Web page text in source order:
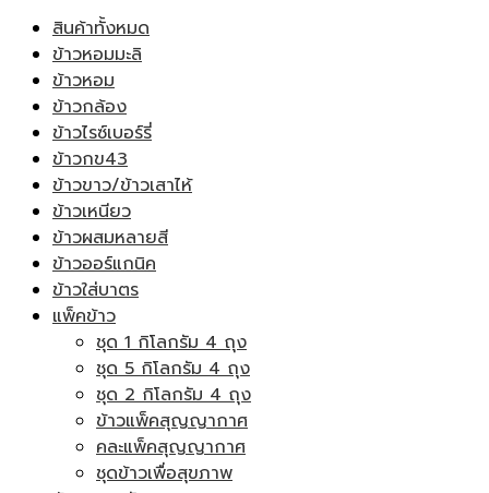
สินค้าทั้งหมด
ข้าวหอมมะลิ
ข้าวหอม
ข้าวกล้อง
ข้าวไรซ์เบอร์รี่
ข้าวกข43
ข้าวขาว/ข้าวเสาไห้
ข้าวเหนียว
ข้าวผสมหลายสี
ข้าวออร์แกนิค
ข้าวใส่บาตร
แพ็คข้าว
ชุด 1 กิโลกรัม 4 ถุง
ชุด 5 กิโลกรัม 4 ถุง
ชุด 2 กิโลกรัม 4 ถุง
ข้าวแพ็คสุญญากาศ
คละแพ็คสุญญากาศ
ชุดข้าวเพื่อสุขภาพ